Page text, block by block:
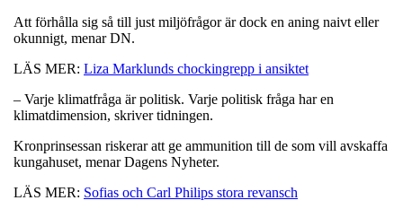
Att förhålla sig så till just miljöfrågor är dock en aning naivt eller
okunnigt, menar DN.
LÄS MER: Liza Marklunds chockingrepp i ansiktet
– Varje klimatfråga är politisk. Varje politisk fråga har en
klimatdimension, skriver tidningen.
Kronprinsessan riskerar att ge ammunition till de som vill avskaffa
kungahuset, menar Dagens Nyheter.
LÄS MER: Sofias och Carl Philips stora revansch